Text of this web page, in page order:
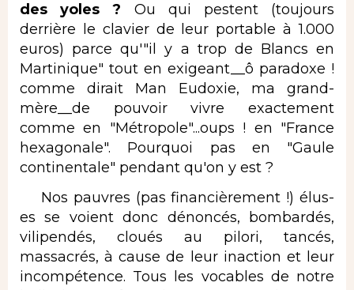
des yoles ? Ou qui pestent (toujours
derrière le clavier de leur portable à 1.000
euros) parce qu'"il y a trop de Blancs en
Martinique" tout en exigeant__ô paradoxe !
comme dirait Man Eudoxie, ma grand-
mère__de pouvoir vivre exactement
comme en "Métropole"...oups ! en "France
hexagonale". Pourquoi pas en "Gaule
continentale" pendant qu'on y est ?
Nos pauvres (pas financièrement !) élus-
es se voient donc dénoncés, bombardés,
vilipendés, cloués au pilori, tancés,
massacrés, à cause de leur inaction et leur
incompétence. Tous les vocables de notre